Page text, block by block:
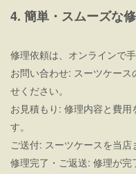
4. 簡単・スムーズな
修理依頼は、オンラインで
お問い合わせ: スーツケー
せください。
お見積もり: 修理内容と費
す。
ご送付: スーツケースを当店
修理完了・ご返送: 修理が完